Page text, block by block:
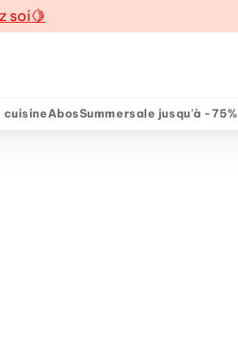
soi🍋
cuisineAbosSummersale jusqu'à -75%